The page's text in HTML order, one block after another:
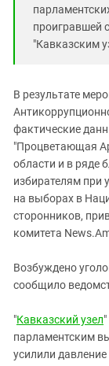
проигравшей
"Кавказским
В результате
фактические
"Процветающая
области и в ряде
избирателям при
на выборах в
сторонников,
комитета
Возбуждено
сообщило
"Кавказский узел
парламентским
усилили